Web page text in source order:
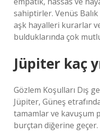
sahiptirler. Venüs
aşk hayalleri kurarlar
bulduklarında çok
Jüpiter kaç
Gözlem Koşulları Dış
Jüpiter, Güneş
tamamlar ve kavuşum
burçtan diğerine geçer.